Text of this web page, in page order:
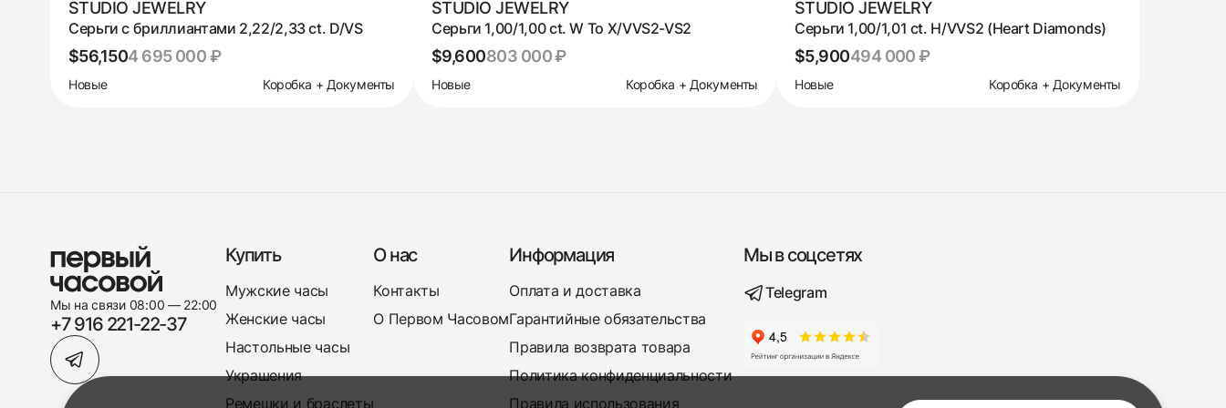
STUDIO JEWELRY
Серьги с бриллиантами 2,22/2,33 ct. D/VS
$56,1504 695 000 ₽
Новые Коробка + Документы
STUDIO JEWELRY
Серьги 1,00/1,00 ct. W To X/VVS2-VS2
$9,600803 000 ₽
Новые Коробка + Документы
STUDIO JEWELRY
Серьги 1,00/1,01 ct. H/VVS2 (Heart Diamonds)
$5,900494 000 ₽
Новые Коробка + Документы
Мы на связи 08:00 — 22:00
+7 916 221-22-37
Купить
Мужские часы
Женские часы
Настольные часы
Украшения
Ремешки и браслеты
О нас
Контакты
О Первом Часовом
Информация
Оплата и доставка
Гарантийные обязательства
Правила возврата товара
Политика конфиденциальности
Правила использования
Мы в соцсетях
Telegram